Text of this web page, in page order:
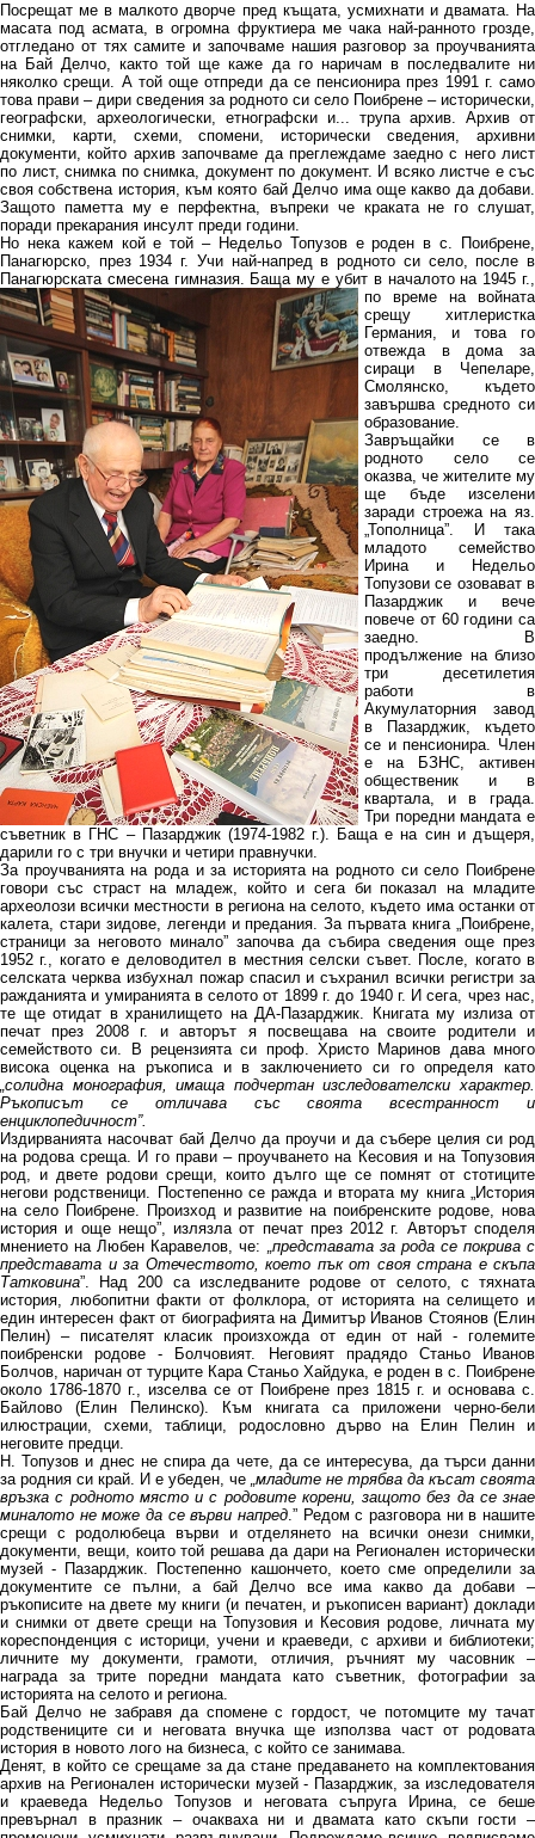
Посрещат ме в малкото дворче пред къщата, усмихнати и двамата. На
масата под асмата, в огромна фруктиера ме чака най-ранното грозде,
отгледано от тях самите и започваме нашия разговор за проучванията
на Бай Делчо, както той ще каже да го наричам в последвалите ни
няколко срещи. А той още отпреди да се пенсионира през 1991 г. само
това прави – дири сведения за родното си село Поибрене – исторически,
географски, археологически, етнографски и... трупа архив. Архив от
снимки, карти, схеми, спомени, исторически сведения, архивни
документи, който архив започваме да преглеждаме заедно с него лист
по лист, снимка по снимка, документ по документ. И всяко листче е със
своя собствена история, към която бай Делчо има още какво да добави.
Защото паметта му е перфектна, въпреки че краката не го слушат,
поради прекарания инсулт преди години.
Но нека кажем кой е той – Недельо Топузов е роден в с. Поибрене,
Панагюрско, през 1934 г. Учи най-напред в родното си село, после в
Панагюрската смесена гимназия. Баща му е убит в началото на 1945 г.,
по време на войната
срещу хитлеристка
Германия, и това го
отвежда в дома за
сираци в Чепеларе,
Смолянско, където
завършва средното си
образование.
Завръщайки се в
родното село се
оказва, че жителите му
ще бъде изселени
заради строежа на яз.
„Тополница”. И така
младото семейство
Ирина и Недельо
Топузови се озовават в
Пазарджик и вече
повече от 60 години са
заедно. В
продължение на близо
три десетилетия
работи в
Акумулаторния завод
в Пазарджик, където
се и пенсионира. Член
е на БЗНС, активен
общественик и в
квартала, и в града.
Три поредни мандата е
съветник в ГНС – Пазарджик (1974-1982 г.). Баща е на син и дъщеря,
дарили го с три внучки и четири правнучки.
За проучванията на рода и за историята на родното си село Поибрене
говори със страст на младеж, който и сега би показал на младите
археолози всички местности в региона на селото, където има останки от
калета, стари зидове, легенди и предания. За първата книга „Поибрене,
страници за неговото минало” започва да събира сведения още през
1952 г., когато е деловодител в местния селски съвет. После, когато в
селската черква избухнал пожар спасил и съхранил всички регистри за
ражданията и умиранията в селото от 1899 г. до 1940 г. И сега, чрез нас,
те ще отидат в хранилището на ДА-Пазарджик. Книгата му излиза от
печат през 2008 г. и авторът я посвещава на своите родители и
семейството си. В рецензията си проф. Христо Маринов дава много
висока оценка на ръкописа и в заключението си го определя като
„солидна монография, имаща подчертан изследователски характер.
Ръкописът се отличава със своята всестранност и
енциклопедичност”.
Издирванията насочват бай Делчо да проучи и да събере целия си род
на родова среща. И го прави – проучването на Кесовия и на Топузовия
род, и двете родови срещи, които дълго ще се помнят от стотиците
негови родственици. Постепенно се ражда и втората му книга „История
на село Поибрене. Произход и развитие на поибренските родове, нова
история и още нещо”, излязла от печат през 2012 г. Авторът споделя
мнението на Любен Каравелов, че: „представата за рода се покрива с
представата и за Отечеството, което пък от своя страна е скъпа
Татковина”. Над 200 са изследваните родове от селото, с тяхната
история, любопитни факти от фолклора, от историята на селището и
един интересен факт от биографията на Димитър Иванов Стоянов (Елин
Пелин) – писателят класик произхожда от един от най - големите
поибренски родове - Болчовият. Неговият прадядо Станьо Иванов
Болчов, наричан от турците Кара Станьо Хайдука, е роден в с. Поибрене
около 1786-1870 г., изселва се от Поибрене през 1815 г. и основава с.
Байлово (Елин Пелинско). Към книгата са приложени черно-бели
илюстрации, схеми, таблици, родословно дърво на Елин Пелин и
неговите предци.
Н. Топузов и днес не спира да чете, да се интересува, да търси данни
за родния си край. И е убеден, че „младите не трябва да късат своята
връзка с родното място и с родовите корени, защото без да се знае
миналото не може да се върви напред.” Редом с разговора ни в нашите
срещи с родолюбеца върви и отделянето на всички онези снимки,
документи, вещи, които той решава да дари на Регионален исторически
музей - Пазарджик. Постепенно кашончето, което сме определили за
документите се пълни, а бай Делчо все има какво да добави –
ръкописите на двете му книги (и печатен, и ръкописен вариант) доклади
и снимки от двете срещи на Топузовия и Кесовия родове, личната му
кореспонденция с историци, учени и краеведи, с архиви и библиотеки;
личните му документи, грамоти, отличия, ръчният му часовник –
награда за трите поредни мандата като съветник, фотографии за
историята на селото и региона.
Бай Делчо не забравя да спомене с гордост, че потомците му тачат
родствениците си и неговата внучка ще използва част от родовата
история в новото лого на бизнеса, с който се занимава.
Денят, в който се срещаме за да стане предаването на комплектования
архив на Регионален исторически музей - Пазарджик, за изследователя
и краеведа Недельо Топузов и неговата съпруга Ирина, се беше
превърнал в празник – очакваха ни и двамата като скъпи гости –